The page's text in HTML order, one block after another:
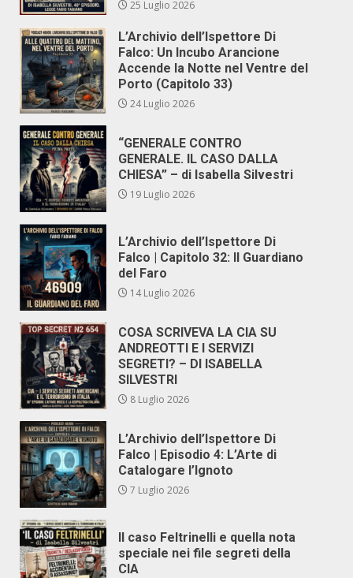
25 Luglio 2026
L’Archivio dell’Ispettore Di
Falco: Un Incubo Arancione
Accende la Notte nel Ventre del
Porto (Capitolo 33)
24 Luglio 2026
“GENERALE CONTRO
GENERALE. IL CASO DALLA
CHIESA” – di Isabella Silvestri
19 Luglio 2026
L’Archivio dell’Ispettore Di
Falco | Capitolo 32: Il Guardiano
del Faro
14 Luglio 2026
COSA SCRIVEVA LA CIA SU
ANDREOTTI E I SERVIZI
SEGRETI? – DI ISABELLA
SILVESTRI
8 Luglio 2026
L’Archivio dell’Ispettore Di
Falco | Episodio 4: L’Arte di
Catalogare l’Ignoto
7 Luglio 2026
Il caso Feltrinelli e quella nota
speciale nei file segreti della
CIA